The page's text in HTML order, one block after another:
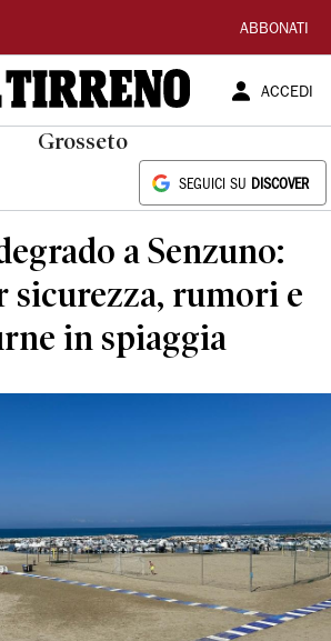
ABBONATI
ACCEDI
Grosseto
SEGUICI SU DISCOVER
a Senzuno:
sicurezza, rumori e
in spiaggia